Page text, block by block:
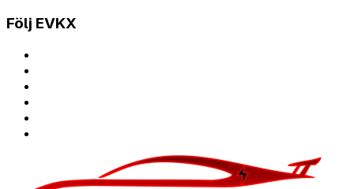
Följ EVKX